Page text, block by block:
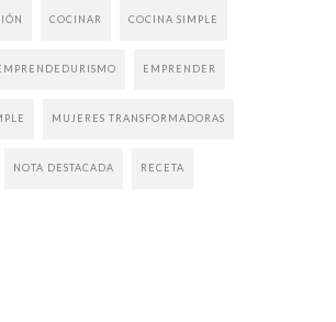
COCINAR COCINA SIMPLE
EMPRENDER
MUJERES TRANSFORMADORAS
NOTA DESTACADA RECETA